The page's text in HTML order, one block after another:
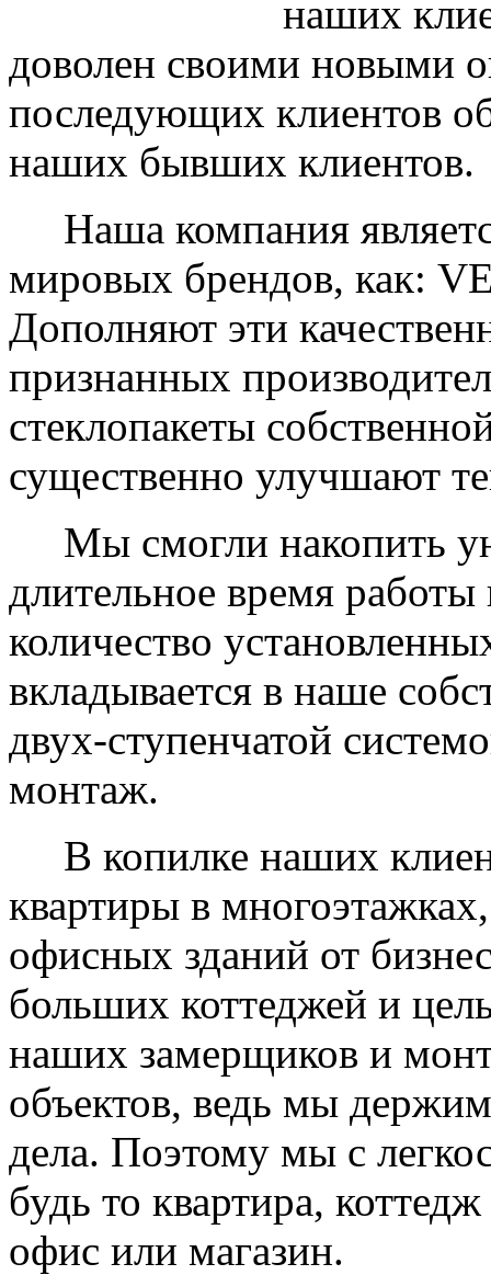
наших
доволен своими новыми
последующих клиентов
наших бывших клиентов.
Наша компания
мировых брендов, как:
Дополняют эти
признанных
стеклопакеты
существенно улучшают
Мы смогли накопить
длительное время
количество
вкладывается в наше
двух-ступенчатой
монтаж.
В копилке наших
квартиры в
офисных зданий от
больших коттеджей и
наших замерщиков и
объектов, ведь мы
дела. Поэтому мы с
будь то квартира,
офис или магазин.